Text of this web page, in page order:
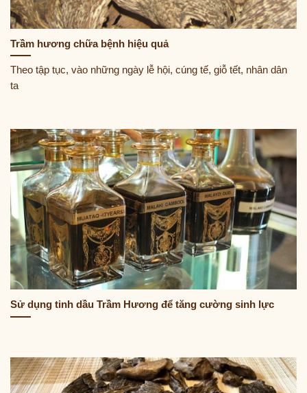
Trầm hương chữa bệnh hiệu quả
Theo tập tục, vào những ngày lễ hội, cúng tế, giỗ tết, nhân dân
ta
Sử dụng tinh dầu Trầm Hương để tăng cường sinh lực